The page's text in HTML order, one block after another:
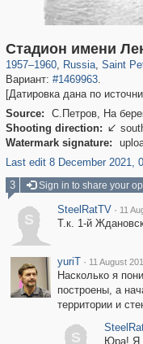
Стадион имени
1957–1960, Russia
1,406,255
, Saint
197,112
Вариант: #1469963.
[Датировка дана по
Source:
С.Петров, На
Shooting direction: 
Watermark signature:
Last edit 8 December 2021,
3 Sign in to share your
S
SteelRatTV · 11
Т.к. 1-й
yuriT · 11 August
Насколько я
построены, а
территории и
S Юра! Я